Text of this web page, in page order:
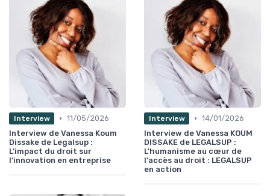
Interview • 11/05/2026
Interview de Vanessa Koum
Dissake de Legalsup :
L'impact du droit sur
l'innovation en entreprise
Interview • 14/01/2026
Interview de Vanessa KOUM
DISSAKE de LEGALSUP :
L'humanisme au cœur de
l'accès au droit : LEGALSUP
en action